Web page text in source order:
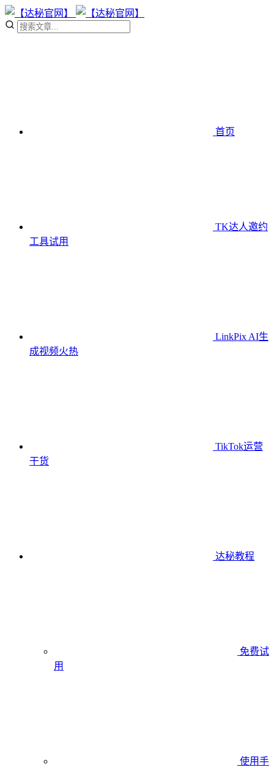
首页
TK达人邀约
工具试用
LinkPix AI生
成视频火热
TikTok运营
干货
达秘教程
免费试
用
使用手